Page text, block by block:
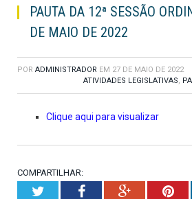
PAUTA DA 12ª SESSÃO
DE MAIO DE 2022
POR ADMINISTRADOR EM 27 DE MAIO DE 2022
ATIVIDADES LEGISLATIVAS,
Clique aqui para visualizar
COMPARTILHAR:
TwitterFacebookGoogle+